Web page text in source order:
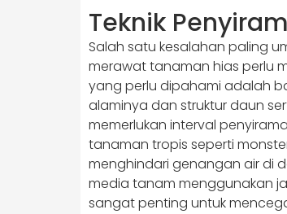
Teknik
Salah satu kesalahan paling
merawat tanaman hias perlu
yang perlu dipahami adalah
alaminya dan struktur daun
memerlukan interval
tanaman tropis seperti
menghindari genangan air di
media tanam menggunakan
sangat penting untuk